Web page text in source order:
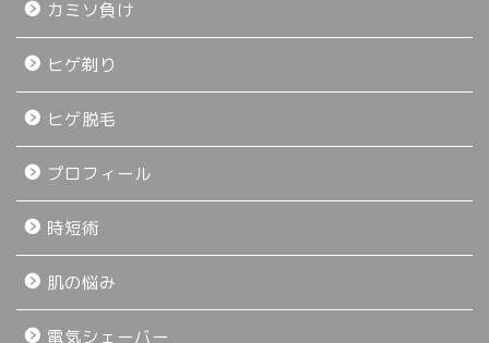
カミソ負け
ヒゲ剃り
ヒゲ脱毛
プロフィール
時短術
肌の悩み
電気シェーバー